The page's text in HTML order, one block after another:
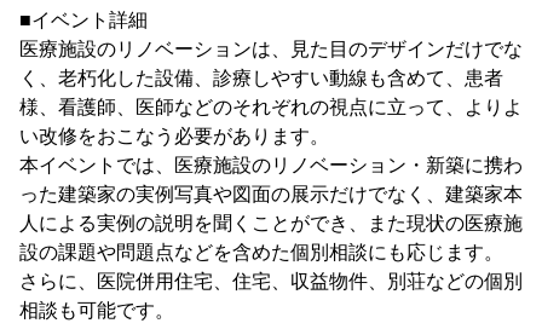
■イベント詳細
医療施設のリノベーションは、見た目のデザインだけでな
く、老朽化した設備、診療しやすい動線も含めて、患者
様、看護師、医師などのそれぞれの視点に立って、よりよ
い改修をおこなう必要があります。
本イベントでは、医療施設のリノベーション・新築に携わ
った建築家の実例写真や図面の展示だけでなく、建築家本
人による実例の説明を聞くことができ、また現状の医療施
設の課題や問題点などを含めた個別相談にも応じます。
さらに、医院併用住宅、住宅、収益物件、別荘などの個別
相談も可能です。